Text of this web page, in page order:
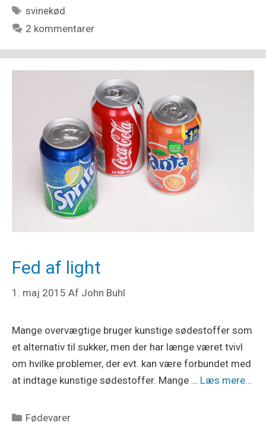
Tags
svinekød
2 kommentarer
Fed af light
1. maj 2015 Af John Buhl
Mange overvægtige bruger kunstige sødestoffer som
et alternativ til sukker, men der har længe været tvivl
om hvilke problemer, der evt. kan være forbundet med
at indtage kunstige sødestoffer. Mange … Læs mere…
Kategorier
Fødevarer